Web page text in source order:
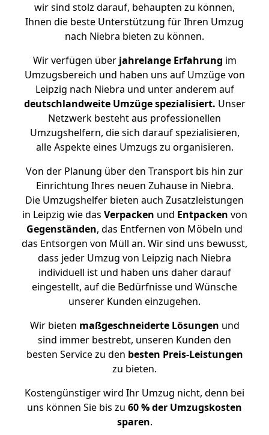
wir sind stolz darauf, behaupten zu können,
Ihnen die beste Unterstützung für Ihren Umzug
nach Niebra bieten zu können.
Wir verfügen überjahrelange Erfahrung im
Umzugsbereich und haben uns auf Umzüge von
Leipzig nach Niebra und unter anderem auf
deutschlandweite Umzüge spezialisiert. Unser
Netzwerk besteht aus professionellen
Umzugshelfern, die sich darauf spezialisieren,
alle Aspekte eines Umzugs zu organisieren.
Von der Planung über den Transport bis hin zur
Einrichtung Ihres neuen Zuhause in Niebra.
Die Umzugshelfer bieten auch Zusatzleistungen
in Leipzig wie das Verpacken und Entpacken von
Gegenständen, das Entfernen von Möbeln und
das Entsorgen von Müll an. Wir sind uns bewusst,
dass jeder Umzug von Leipzig nach Niebra
individuell ist und haben uns daher darauf
eingestellt, auf die Bedürfnisse und Wünsche
unserer Kunden einzugehen.
Wir bieten maßgeschneiderte Lösungen und
sind immer bestrebt, unseren Kunden den
besten Service zu den besten Preis-Leistungen
zu bieten.
Kostengünstiger wird Ihr Umzug nicht, denn bei
uns können Sie bis zu 60 % der Umzugskosten
sparen.